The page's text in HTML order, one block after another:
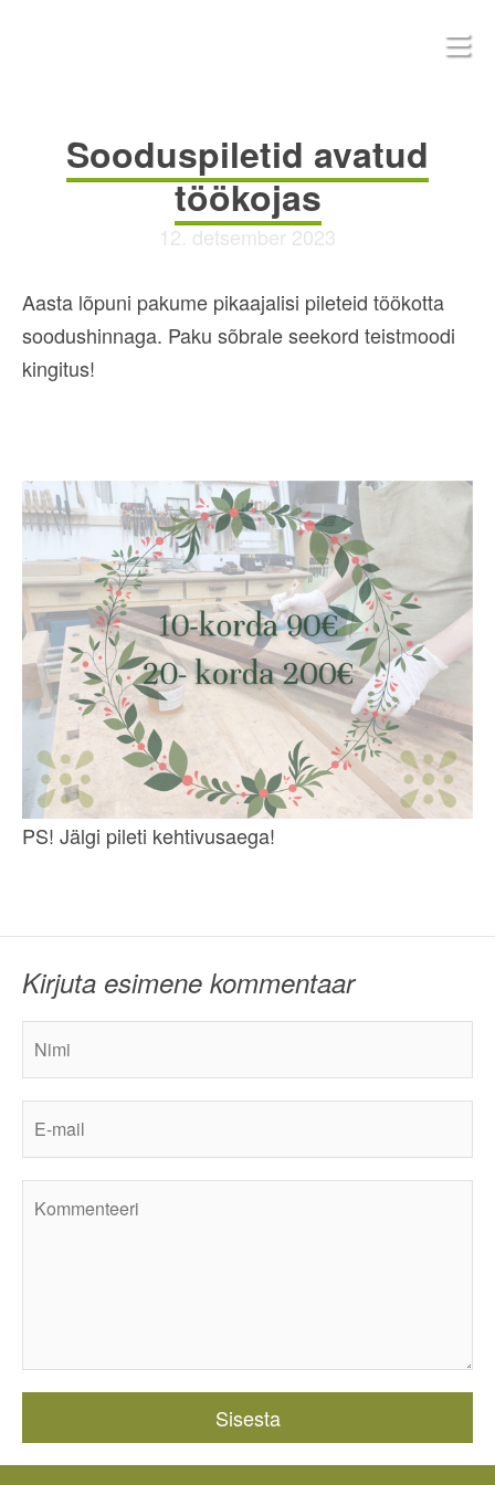
Sooduspiletid avatud
töökojas
12. detsember 2023
Aasta lõpuni pakume pikaajalisi pileteid töökotta
soodushinnaga. Paku sõbrale seekord teistmoodi
kingitus!
PS! Jälgi pileti kehtivusaega!
Kirjuta esimene kommentaar